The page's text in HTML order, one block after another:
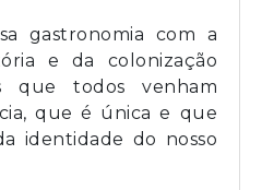
gastronomia com a
e da colonização
que todos venham
que é única e que
identidade do nosso